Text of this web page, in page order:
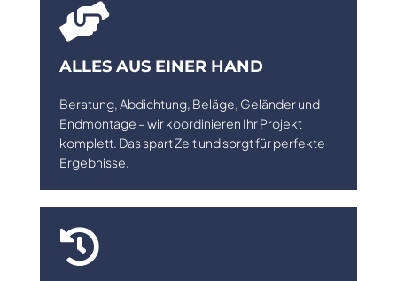

ALLES AUS EINER HAND
Beratung, Abdichtung, Beläge, Geländer und
Endmontage – wir koordinieren Ihr Projekt
komplett. Das spart Zeit und sorgt für perfekte
Ergebnisse.
